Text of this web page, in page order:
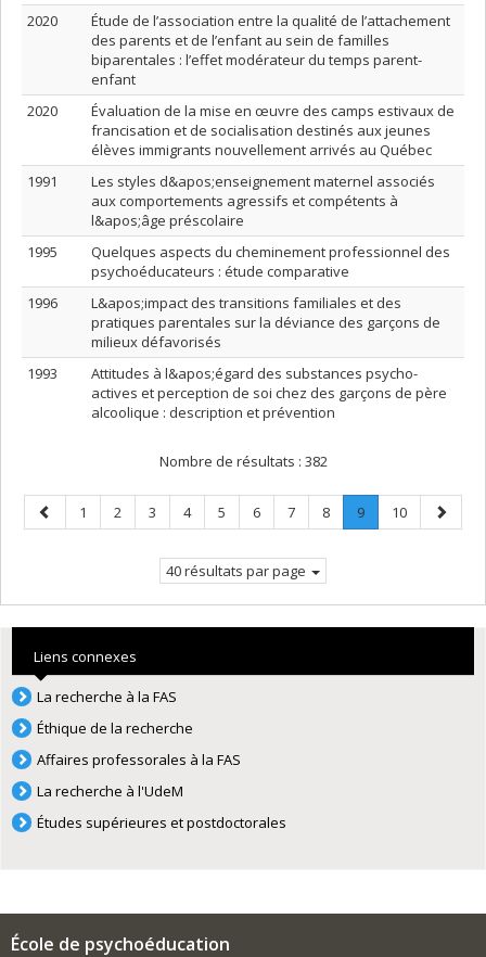
2020
Étude de l’association entre la qualité de l’attachement
des parents et de l’enfant au sein de familles
biparentales : l’effet modérateur du temps parent-
enfant
2020
Évaluation de la mise en œuvre des camps estivaux de
francisation et de socialisation destinés aux jeunes
élèves immigrants nouvellement arrivés au Québec
1991
Les styles d&apos;enseignement maternel associés
aux comportements agressifs et compétents à
l&apos;âge préscolaire
1995
Quelques aspects du cheminement professionnel des
psychoéducateurs : étude comparative
1996
L&apos;impact des transitions familiales et des
pratiques parentales sur la déviance des garçons de
milieux défavorisés
1993
Attitudes à l&apos;égard des substances psycho-
actives et perception de soi chez des garçons de père
alcoolique : description et prévention
Nombre de résultats : 382
Page
précédente
Page
1 Page
2 Page
3 Page
4 Page
5 Page
6 Page
7 Page
8 Page
9.
Page
Page
10
Page
40 résultats par page
Liens connexes
La recherche à la FAS
Éthique de la recherche
Affaires professorales à la FAS
La recherche à l'UdeM
Études supérieures et postdoctorales
École de psychoéducation